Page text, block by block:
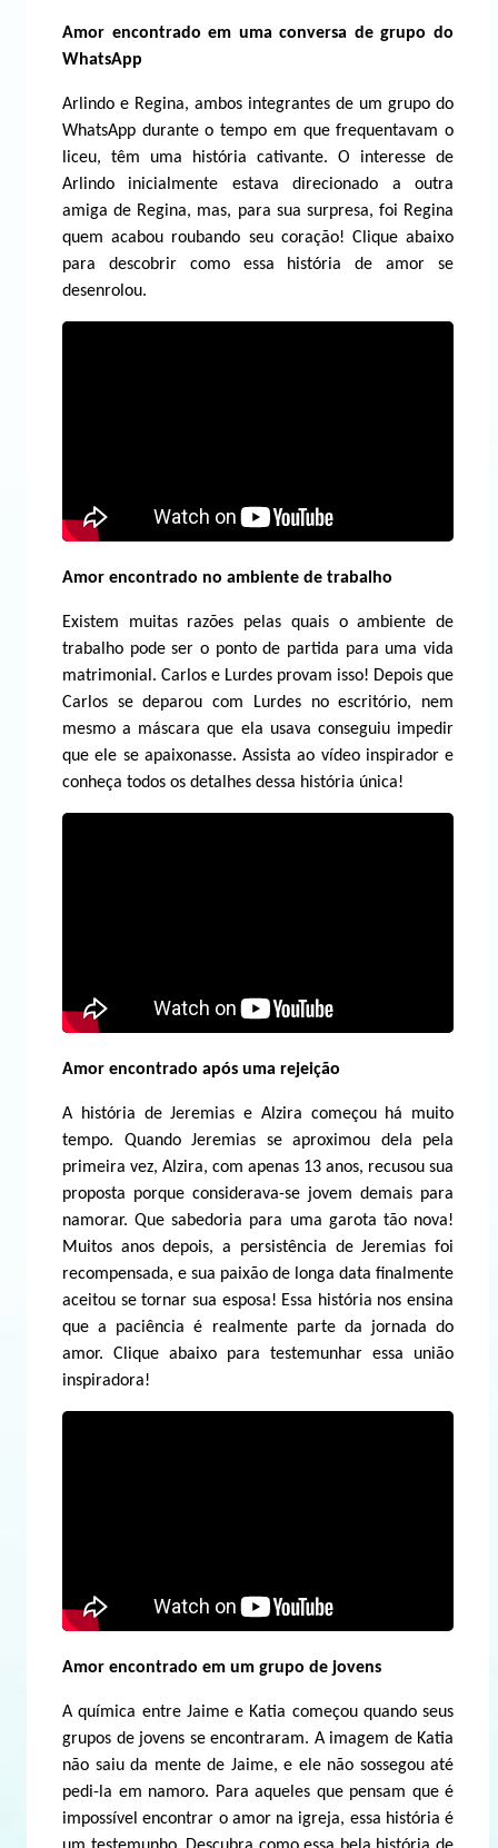
Amor encontrado em uma conversa de grupo do
WhatsApp
Arlindo e Regina, ambos integrantes de um grupo do
WhatsApp durante o tempo em que frequentavam o
liceu, têm uma história cativante. O interesse de
Arlindo inicialmente estava direcionado a outra
amiga de Regina, mas, para sua surpresa, foi Regina
quem acabou roubando seu coração! Clique abaixo
para descobrir como essa história de amor se
desenrolou.
Amor encontrado no ambiente de trabalho
Existem muitas razões pelas quais o ambiente de
trabalho pode ser o ponto de partida para uma vida
matrimonial. Carlos e Lurdes provam isso! Depois que
Carlos se deparou com Lurdes no escritório, nem
mesmo a máscara que ela usava conseguiu impedir
que ele se apaixonasse. Assista ao vídeo inspirador e
conheça todos os detalhes dessa história única!
Amor encontrado após uma rejeição
A história de Jeremias e Alzira começou há muito
tempo. Quando Jeremias se aproximou dela pela
primeira vez, Alzira, com apenas 13 anos, recusou sua
proposta porque considerava-se jovem demais para
namorar. Que sabedoria para uma garota tão nova!
Muitos anos depois, a persistência de Jeremias foi
recompensada, e sua paixão de longa data finalmente
aceitou se tornar sua esposa! Essa história nos ensina
que a paciência é realmente parte da jornada do
amor. Clique abaixo para testemunhar essa união
inspiradora!
Amor encontrado em um grupo de jovens
A química entre Jaime e Katia começou quando seus
grupos de jovens se encontraram. A imagem de Katia
não saiu da mente de Jaime, e ele não sossegou até
pedi-la em namoro. Para aqueles que pensam que é
impossível encontrar o amor na igreja, essa história é